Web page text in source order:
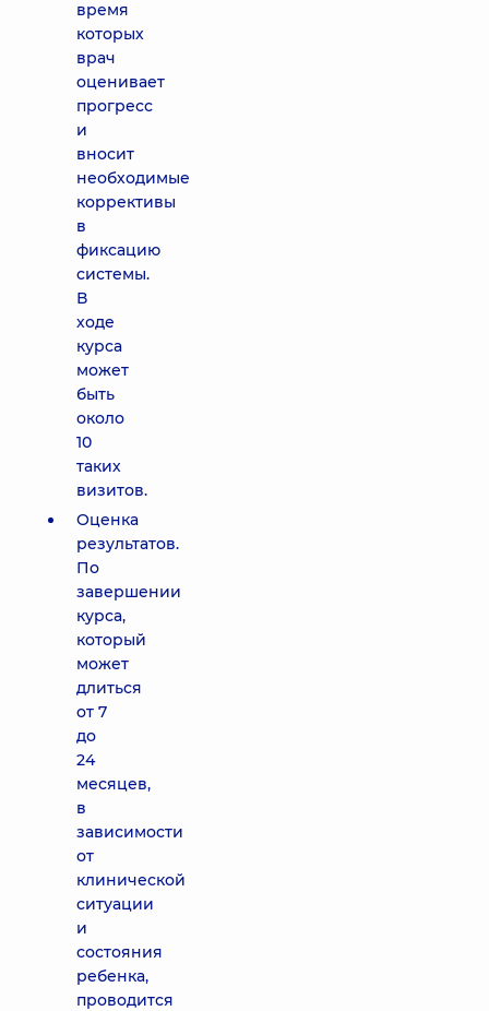
время
которых
врач
оценивает
прогресс
и
вносит
необходимые
коррективы
в
фиксацию
системы.
В
ходе
курса
может
быть
около
10
таких
визитов.
Оценка
результатов.
По
завершении
курса,
который
может
длиться
от 7
до
24
месяцев,
в
зависимости
от
клинической
ситуации
и
состояния
ребенка,
проводится